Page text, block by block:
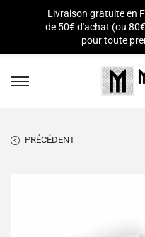
PRÉCÉDENT
Livraison gratuite en
de 50€ d'achat (ou
pour toute